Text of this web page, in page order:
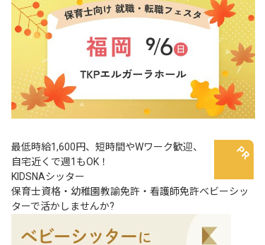
最低時給1,600円、短時間やWワーク歓迎、
自宅近くで週1もOK！
KIDSNAシッター
保育士資格・幼稚園教諭免許・看護師免許ベビーシッ
ターで活かしませんか?